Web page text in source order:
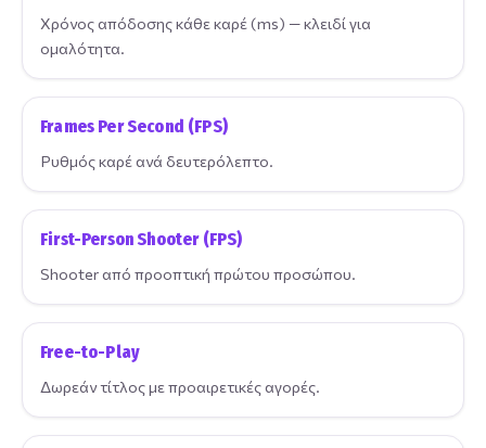
Χρόνος απόδοσης κάθε καρέ (ms) — κλειδί για
ομαλότητα.
Frames Per Second (FPS)
Ρυθμός καρέ ανά δευτερόλεπτο.
First-Person Shooter (FPS)
Shooter από προοπτική πρώτου προσώπου.
Free-to-Play
Δωρεάν τίτλος με προαιρετικές αγορές.